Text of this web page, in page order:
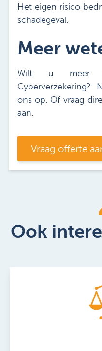
Het eigen risico
schadegeval.
Meer
Wilt u meer
ons op. Of vraag
aan.
Vraag offerte
Ook